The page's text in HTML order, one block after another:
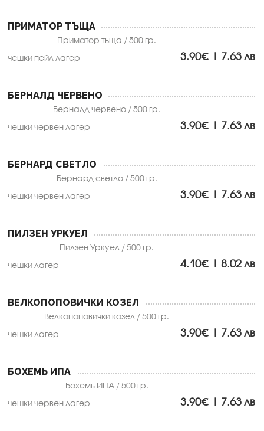
ПРИМАТОР ТЪЩА
Приматор тъща / 500 гр.
3.90€ | 7.63 лв
чешки пейл лагер
БЕРНАЛД ЧЕРВЕНО
Берналд червено / 500 гр.
3.90€ | 7.63 лв
чешки червен лагер
БЕРНАРД СВЕТЛО
Бернард светло / 500 гр.
3.90€ | 7.63 лв
чешки червен лагер
ПИЛЗЕН УРКУЕЛ
Пилзен Уркуел / 500 гр.
4.10€ | 8.02 лв
чешки лагер
ВЕЛКОПОПОВИЧКИ КОЗЕЛ
Велкопоповички козел / 500 гр.
3.90€ | 7.63 лв
чешки лагер
БОХЕМЬ ИПА
Бохемь ИПА / 500 гр.
3.90€ | 7.63 лв
чешки червен лагер